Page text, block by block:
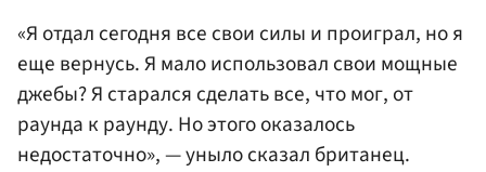
«Я отдал сегодня все свои силы и проиграл, но я
еще вернусь. Я мало использовал свои мощные
джебы? Я старался сделать все, что мог, от
раунда к раунду. Но этого оказалось
недостаточно», — уныло сказал британец.